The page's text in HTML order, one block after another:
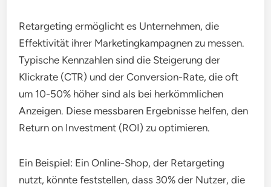
Retargeting ermöglicht es Unternehmen, die
Effektivität ihrer Marketingkampagnen zu messen.
Typische Kennzahlen sind die Steigerung der
Klickrate (CTR) und der Conversion-Rate, die oft
um 10-50% höher sind als bei herkömmlichen
Anzeigen. Diese messbaren Ergebnisse helfen, den
Return on Investment (ROI) zu optimieren.
Ein Beispiel: Ein Online-Shop, der Retargeting
nutzt, könnte feststellen, dass 30% der Nutzer, die